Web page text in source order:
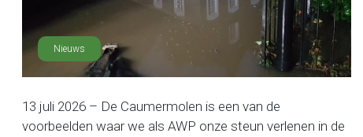
Nieuws
13 juli 2026 – De Caumermolen is een van de
voorbeelden waar we als AWP onze steun verlenen in de